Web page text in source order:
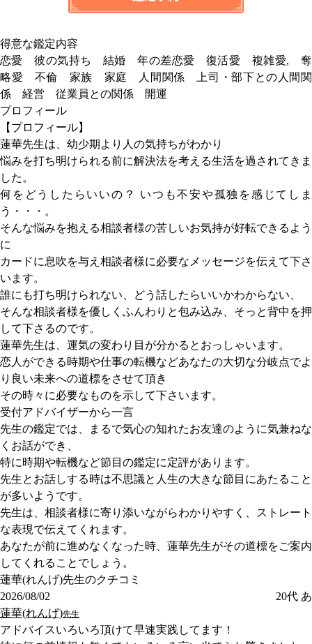
得意な鑑定内容
恋愛 彼の気持ち 結婚 年の差恋愛 復活愛 複雑愛, 奪
略愛 不倫 家族 家庭 人間関係 上司・部下との人間関
係 経営 従業員との関係 開運
プロフィール
【プロフィール】
蓮華先生は、幼少期より人の気持ちがわかり
悩みを打ち明けられる前に解決法を考える生活を過されてきま
した。
何をどうしたらいいの？ いつも不安や孤独を感じてしま
う・・・。
そんな悩みを抱える相談者様の苦しいお気持が好転できるよう
に
カードに息吹を与え相談者様に必要なメッセージを伝えて下さ
います。
誰にも打ち明けられない、どう話したらいいかわからない、
そんな相談者様を優しくふんわりと包み込み、そっと背中を押
して下さるのです。
蓮華先生は、運気の変わり目が分かるとおっしゃいます。
恋人ができる時期や仕事の転機などあなたの大切な分岐点でよ
り良い未来への道標をさせて頂き
その時々に必要なものを示して下さいます。
受付アドバイザーから一言
先生の鑑定では、まるで気心の知れたお友達のように気兼ねな
くお話ができ、
特に時期や転機など節目の鑑定に定評があります。
先生とお話しする時は不思議と人生の大きな節目にあたること
が多いようです。
先生は、相談者様に寄り添いながらわかりやすく、ストレート
な表現で伝えてくれます。
あなたが前に進めなくなった時、蓮華先生がその道標をご案内
してくれることでしょう。
蓮華(れんげ)先生のクチコミ
2026/08/02
20代 あ
蓮華(れんげ)先生
アドバイスいろいろ頂けて早速実践してます！